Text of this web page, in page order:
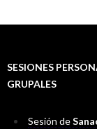
SESIONES
GRUPALES
Sesión de